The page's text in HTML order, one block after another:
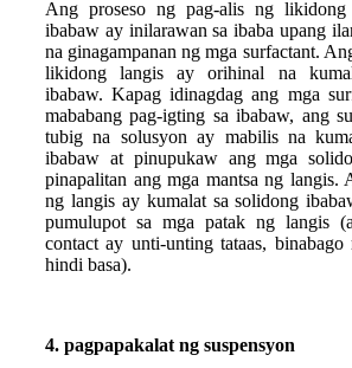
Ang proseso ng pag-alis ng
ibabaw ay inilarawan sa ibaba upang
na ginagampanan ng mga surfactant.
likidong langis ay orihinal na
ibabaw. Kapag idinagdag ang mga
mababang pag-igting sa ibabaw, ang
tubig na solusyon ay mabilis na
ibabaw at pinupukaw ang mga
pinapalitan ang mga mantsa ng langis.
ng langis ay kumalat sa solidong
pumulupot sa mga patak ng langis
contact ay unti-unting tataas, binabago
hindi basa).
4. pagpapakalat ng suspensyon